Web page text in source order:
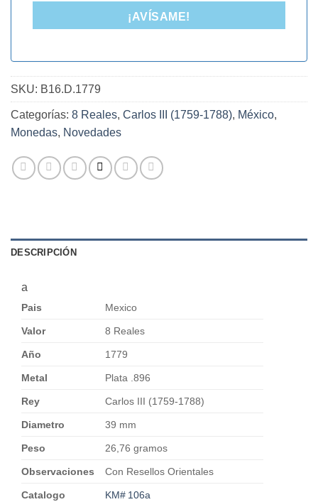
¡AVÍSAME!
SKU: B16.D.1779
Categorías: 8 Reales, Carlos III (1759-1788), México,
Monedas, Novedades
DESCRIPCIÓN
a
Pais Mexico
Valor 8 Reales
Año 1779
Metal Plata .896
Rey Carlos III (1759-1788)
Diametro 39 mm
Peso 26,76 gramos
Observaciones Con Resellos Orientales
Catalogo KM# 106a